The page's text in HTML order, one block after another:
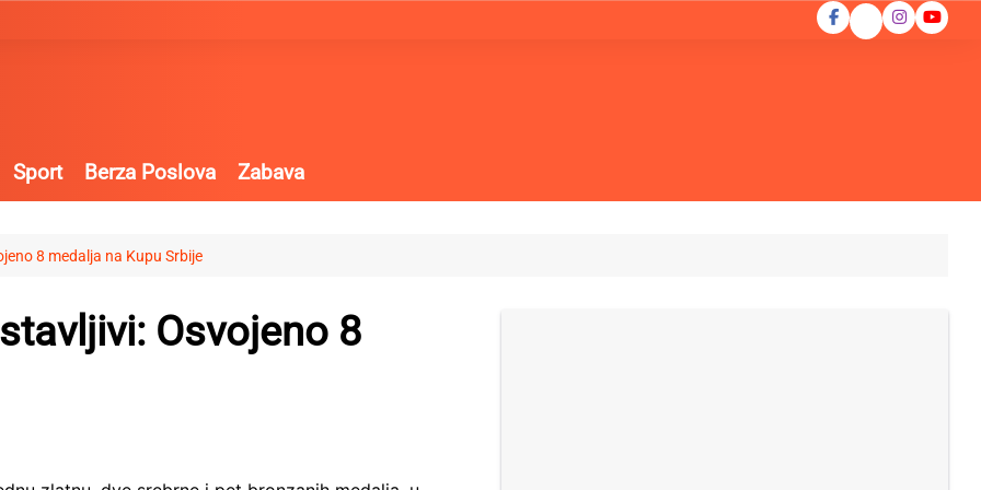
Sport Berza Poslova Zabava
8 medalja na Kupu Srbije
Osvojeno 8